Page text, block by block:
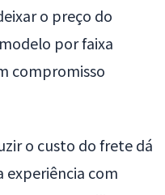
o preço do
por faixa
compromisso
o custo do frete dá
experiência com